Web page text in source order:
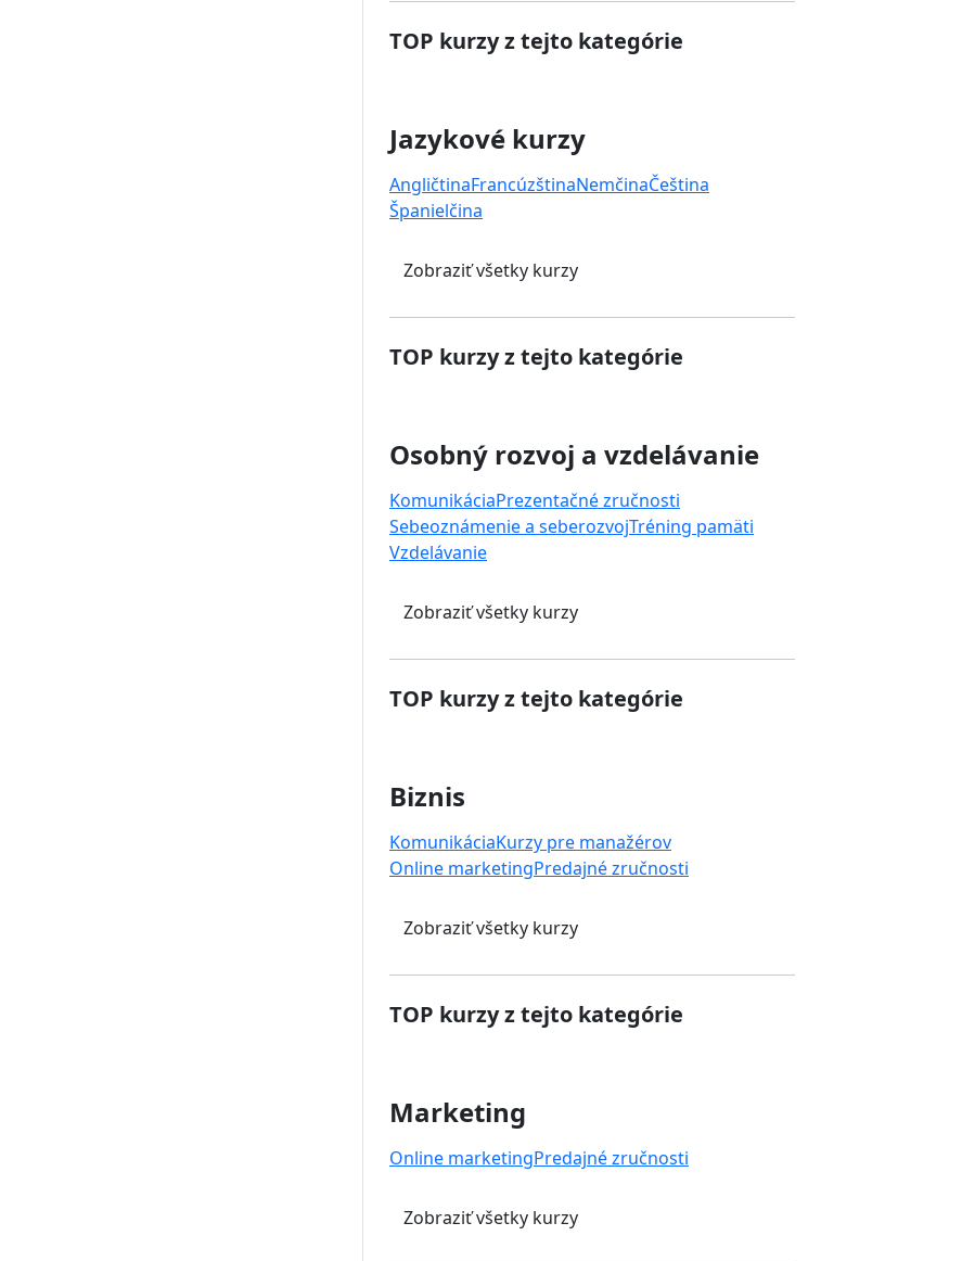
TOP kurzy z tejto kategórie
Jazykové kurzy
AngličtinaFrancúzštinaNemčinaČeština
Španielčina
Zobraziť všetky kurzy
TOP kurzy z tejto kategórie
Osobný rozvoj a vzdelávanie
KomunikáciaPrezentačné zručnosti
Sebeoznámenie a seberozvojTréning pamäti
Vzdelávanie
Zobraziť všetky kurzy
TOP kurzy z tejto kategórie
Biznis
KomunikáciaKurzy pre manažérov
Online marketingPredajné zručnosti
Zobraziť všetky kurzy
TOP kurzy z tejto kategórie
Marketing
Online marketingPredajné zručnosti
Zobraziť všetky kurzy